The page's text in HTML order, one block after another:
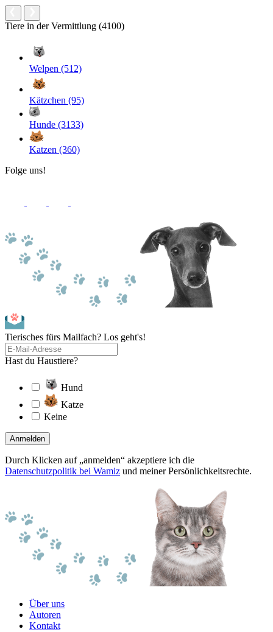
Tiere in der Vermittlung (4100)
Welpen (512)
Kätzchen (95)
Hunde (3133)
Katzen (360)
Folge uns!
Tierisches fürs Mailfach? Los geht's!
Hast du Haustiere?
Hund
Katze
Keine
Anmelden
Durch Klicken auf „anmelden“ akzeptiere ich die
Datenschutzpolitik bei Wamiz und meiner Persönlichkeitsrechte.
Über uns
Autoren
Kontakt